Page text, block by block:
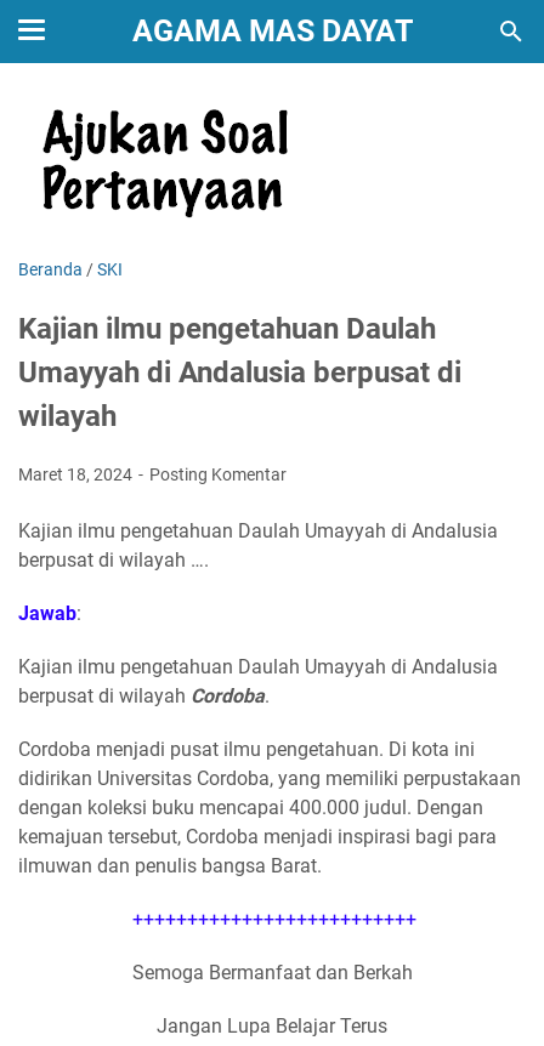
AGAMA MAS DAYAT
Beranda /SKI
Kajian ilmu pengetahuan Daulah
Umayyah di Andalusia berpusat di
wilayah
Maret 18, 2024 Posting Komentar
Kajian ilmu pengetahuan Daulah Umayyah di Andalusia
berpusat di wilayah ….
Jawab:
Kajian ilmu pengetahuan Daulah Umayyah di Andalusia
berpusat di wilayah Cordoba.
Cordoba menjadi pusat ilmu pengetahuan. Di kota ini
didirikan Universitas Cordoba, yang memiliki perpustakaan
dengan koleksi buku mencapai 400.000 judul. Dengan
kemajuan tersebut, Cordoba menjadi inspirasi bagi para
ilmuwan dan penulis bangsa Barat.
++++++++++++++++++++++++++
Semoga Bermanfaat dan Berkah
Jangan Lupa Belajar Terus